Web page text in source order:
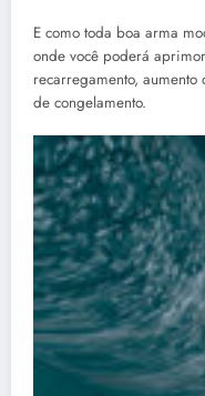
E como toda boa arma
onde você poderá
recarregamento,
de congelamento.